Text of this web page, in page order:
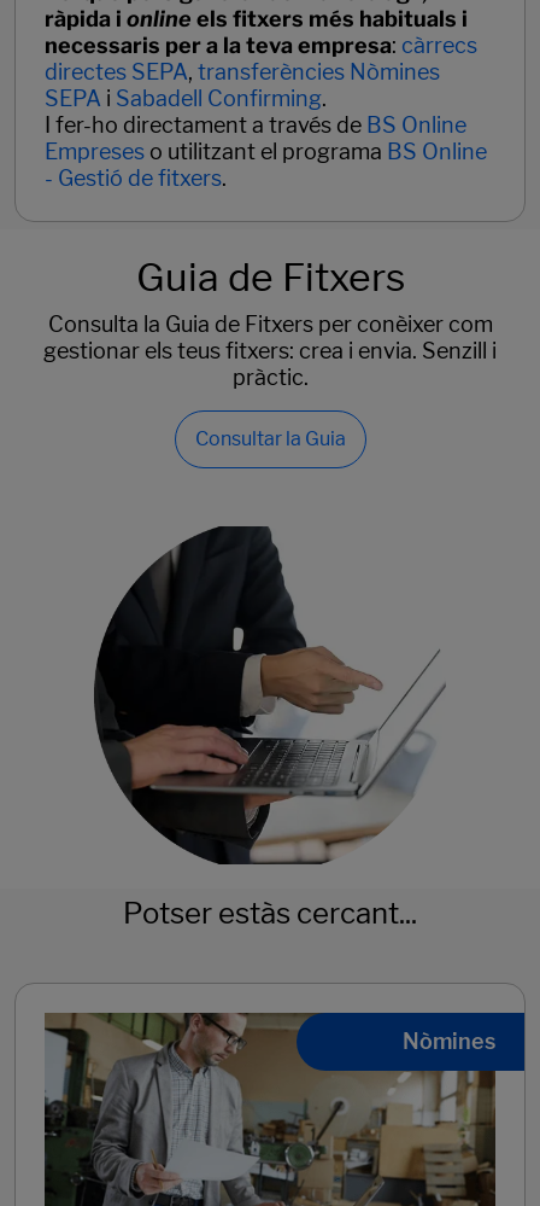
ràpida i online els fitxers més habituals i
necessaris per a la teva empresa: càrrecs
directes SEPA, transferències Nòmines
SEPA i Sabadell Confirming.
I fer-ho directament a través de BS Online
Empreses o utilitzant el programa BS Online
- Gestió de fitxers.
Guia de Fitxers
Consulta la Guia de Fitxers per conèixer com
gestionar els teus fitxers: crea i envia. Senzill i
pràctic.
Consultar la Guia
Potser estàs cercant...
Nòmines